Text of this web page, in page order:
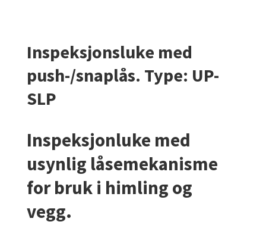
Inspeksjonsluke med
push-/snaplås. Type: UP-
SLP
Inspeksjonluke med
usynlig låsemekanisme
for bruk i himling og
vegg.